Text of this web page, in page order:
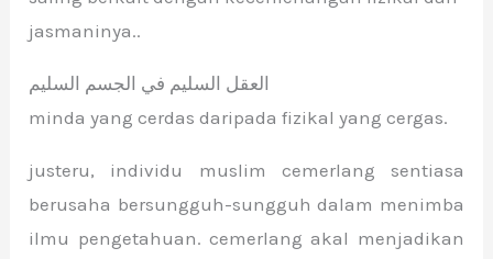
jasmaninya..
العقل السليم في الجسم السليم
minda yang cerdas daripada fizikal yang cergas.
justeru, individu muslim cemerlang sentiasa
berusaha bersungguh-sungguh dalam menimba
ilmu pengetahuan. cemerlang akal menjadikan